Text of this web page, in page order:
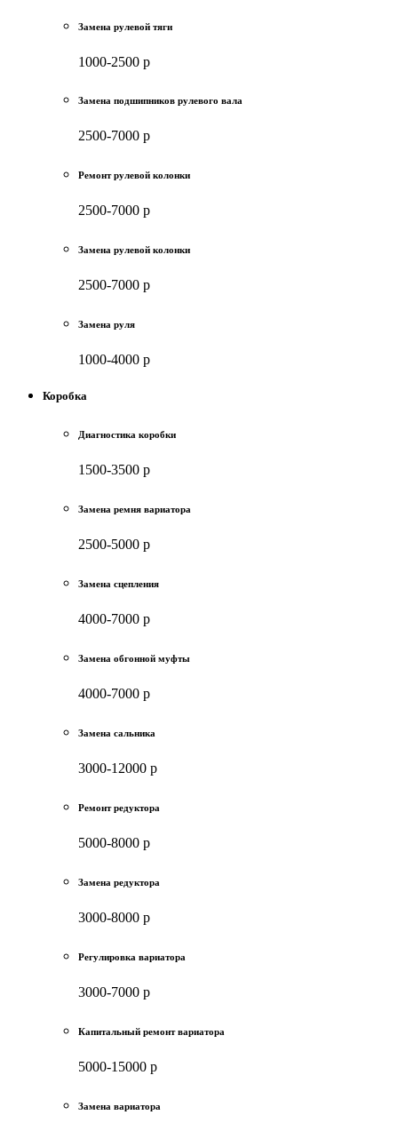
Замена рулевой тяги
1000-2500 р
Замена подшипников рулевого вала
2500-7000 р
Ремонт рулевой колонки
2500-7000 р
Замена рулевой колонки
2500-7000 р
Замена руля
1000-4000 р
Коробка
Диагностика коробки
1500-3500 р
Замена ремня вариатора
2500-5000 р
Замена сцепления
4000-7000 р
Замена обгонной муфты
4000-7000 р
Замена сальника
3000-12000 р
Ремонт редуктора
5000-8000 р
Замена редуктора
3000-8000 р
Регулировка вариатора
3000-7000 р
Капитальный ремонт вариатора
5000-15000 р
Замена вариатора